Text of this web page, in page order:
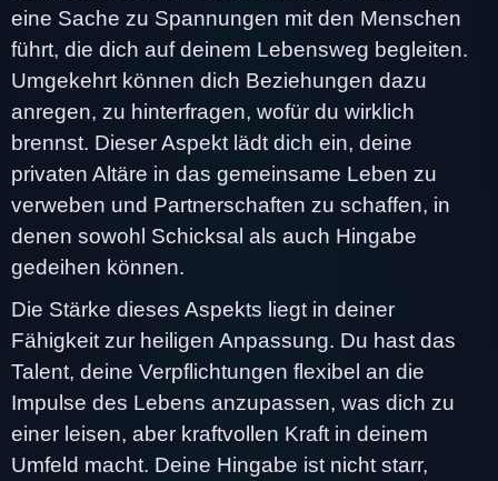
eine Sache zu Spannungen mit den Menschen
führt, die dich auf deinem Lebensweg begleiten.
Umgekehrt können dich Beziehungen dazu
anregen, zu hinterfragen, wofür du wirklich
brennst. Dieser Aspekt lädt dich ein, deine
privaten Altäre in das gemeinsame Leben zu
verweben und Partnerschaften zu schaffen, in
denen sowohl Schicksal als auch Hingabe
gedeihen können.
Die Stärke dieses Aspekts liegt in deiner
Fähigkeit zur heiligen Anpassung. Du hast das
Talent, deine Verpflichtungen flexibel an die
Impulse des Lebens anzupassen, was dich zu
einer leisen, aber kraftvollen Kraft in deinem
Umfeld macht. Deine Hingabe ist nicht starr,